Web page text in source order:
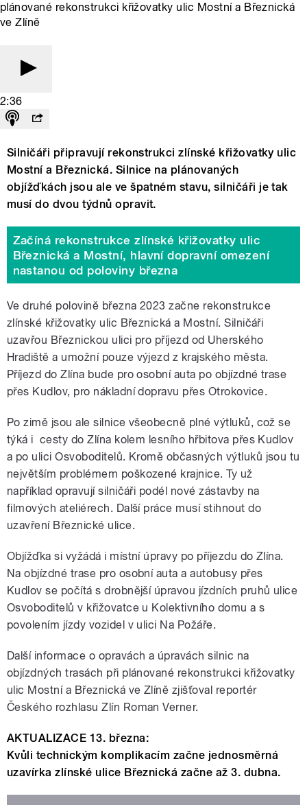
plánované rekonstrukci křižovatky ulic Mostní a Březnická
ve Zlíně
2:36
Silničáři připravují rekonstrukci zlínské křižovatky ulic
Mostní a Březnická. Silnice na plánovaných
objížďkách jsou ale ve špatném stavu, silničáři je tak
musí do dvou týdnů opravit.
Začíná rekonstrukce zlínské křižovatky ulic
Březnická a Mostní, hlavní dopravní omezení
nastanou od poloviny března
Ve druhé polovině března 2023 začne rekonstrukce
zlínské křižovatky ulic Březnická a Mostní. Silničáři
uzavřou Březnickou ulici pro příjezd od Uherského
Hradiště a umožní pouze výjezd z krajského města.
Příjezd do Zlína bude pro osobní auta po objízdné trase
přes Kudlov, pro nákladní dopravu přes Otrokovice.
Po zimě jsou ale silnice všeobecně plné výtluků, což se
týká i cesty do Zlína kolem lesního hřbitova přes Kudlov
a po ulici Osvoboditelů. Kromě občasných výtluků jsou tu
největším problémem poškozené krajnice. Ty už
například opravují silničáři podél nové zástavby na
filmových ateliérech. Další práce musí stihnout do
uzavření Březnické ulice.
Objížďka si vyžádá i místní úpravy po příjezdu do Zlína.
Na objízdné trase pro osobní auta a autobusy přes
Kudlov se počítá s drobnější úpravou jízdních pruhů ulice
Osvoboditelů v křižovatce u Kolektivního domu a s
povolením jízdy vozidel v ulici Na Požáře.
Další informace o opravách a úpravách silnic na
objízdných trasách při plánované rekonstrukci křižovatky
ulic Mostní a Březnická ve Zlíně zjišťoval reportér
Českého rozhlasu Zlín Roman Verner.
AKTUALIZACE 13. března:
Kvůli technickým komplikacím začne jednosměrná
uzavírka zlínské ulice Březnická začne až 3. dubna.